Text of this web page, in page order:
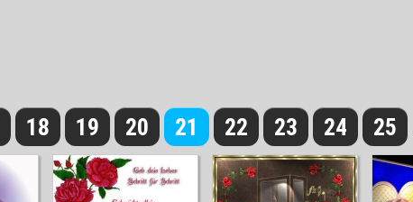
18 19 20 21 22 23 24 25